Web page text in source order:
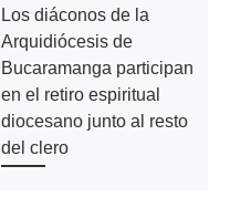
Los diáconos de la
Arquidiócesis de
Bucaramanga participan
en el retiro espiritual
diocesano junto al resto
del clero